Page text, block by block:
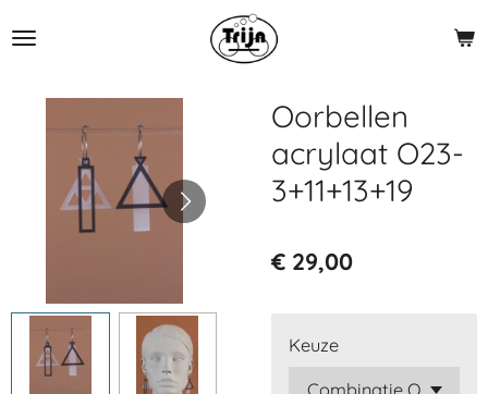
direct
hoofdinhoud
Oorbellen
acrylaat O23-
3+11+13+19
€ 29,00
Keuze